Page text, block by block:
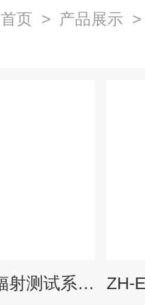
首页 > 产品展示
ZH-EMI-5三环辐射测试系统（磁感应电流辐射） 无线电系统